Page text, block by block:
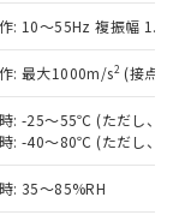
: 10～55Hz 複振幅
: 最大1000m/s2 (接点
: -25～55℃ (ただし、氷
: -40～80℃ (ただし、氷
: 35～85%RH
内デー
あり、閲
および標
ことをご
格はお客
担当のオ
販売員に
下、 カド
ビフェニル
エーテル類
ルヘキシ
タル酸ブチ
酸ジブチル
ブチル
器に対する
カドミウ
臭化ビフェ
ニルエーテ
を輸出
は、日本
取引許
続きを
合は、完
出されな
。
ミサイ
庫あり